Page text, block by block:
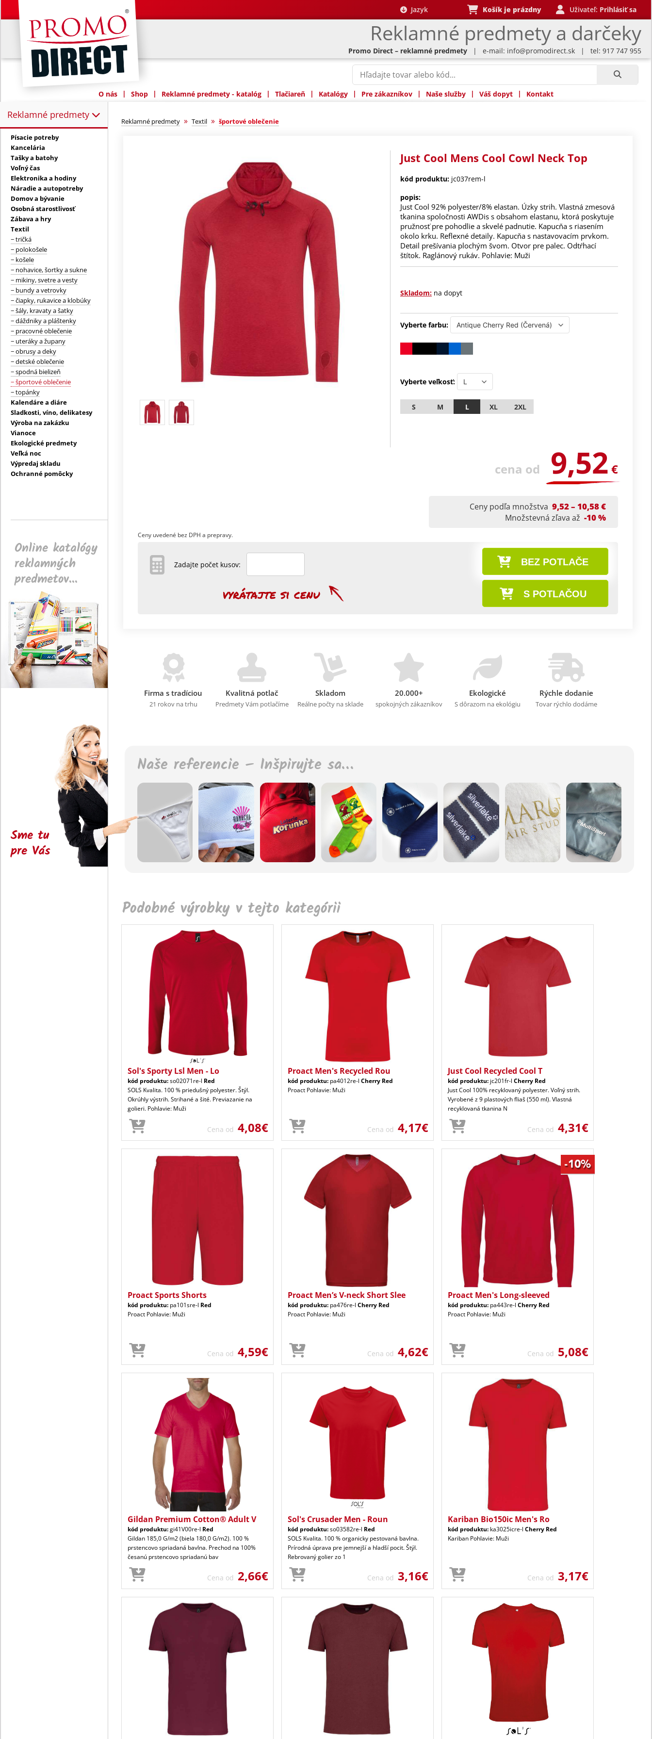
Reklamné predmety a darčeky
Jazyk Košík je prázdny Uživateľ: Prihlásiť sa
Promo Direct – reklamné predmety | e-mail: info@promodirect.sk | tel: 917 747 955
O nás | Shop | Reklamné predmety - katalóg | Tlačiareň | Katalógy | Pre zákazníkov | Naše služby | Váš dopyt | Kontakt
Reklamné predmety
Reklamné predmety:
Písacie potreby
Kancelária
Tašky a batohy
Voľný čas
Elektronika a hodiny
Náradie a autopotreby
Domov a bývanie
Osobná starostlivosť
Zábava a hry
Textil
− tričká
− polokošele
− košele
− nohavice, šortky a sukne
− mikiny, svetre a vesty
− bundy a vetrovky
− čiapky, rukavice a klobúky
− šály, kravaty a šatky
− dáždniky a pláštenky
− pracovné oblečenie
− uteráky a župany
− obrusy a deky
− detské oblečenie
− spodná bielizeň
− športové oblečenie
− topánky
Kalendáre a diáre
Sladkosti, víno, delikatesy
Výroba na zakázku
Vianoce
Ekologické predmety
Veľká noc
Výpredaj skladu
Ochranné pomôcky
Online katalógy
reklamných
predmetov...
Sme tu
pre Vás
Reklamné predmety » Textil » športové oblečenie
Just Cool Mens Cool Cowl Neck Top
kód produktu: jc037rem-l
popis:
Just Cool 92% polyester/8% elastan. Úzky strih. Vlastná zmesová
tkanina spoločnosti AWDis s obsahom elastanu, ktorá poskytuje
pružnosť pre pohodlie a skvelé padnutie. Kapucňa s riasením
okolo krku. Reflexné detaily. Kapucňa s nastavovacím prvkom.
Detail prešívania plochým švom. Otvor pre palec. Odtŕhací
štítok. Raglánový rukáv. Pohlavie: Muži
Skladom: na dopyt
Vyberte farbu:
Vyberte veľkosť:
S M L XL 2XL
cena od 9,52 €
Ceny podľa množstva 9,52 – 10,58 €
Množstevná zľava až -10 %
Ceny uvedené bez DPH a prepravy.
BEZ POTLAČE
S POTLAČOU
Zadajte počet kusov:
Firma s tradíciou
21 rokov na trhu
Kvalitná potlač
Predmety Vám potlačíme
Skladom
Reálne počty na sklade
20.000+
spokojných zákazníkov
Ekologické
S dôrazom na ekológiu
Rýchle dodanie
Tovar rýchlo dodáme
Naše referencie – Inšpirujte sa…
Podobné výrobky v tejto kategórii
Sol's Sporty Lsl Men - Lo
kód produktu:so02071re-l Red
SOLS Kvalita. 100 % priedušný polyester. Štýl.
Okrúhly výstrih. Strihané a šité. Previazanie na
golieri. Pohlavie: Muži
Cena od 4,08€
Proact Men's Recycled Rou
kód produktu: pa4012re-l Cherry Red
Proact Pohlavie: Muži
Cena od 4,17€
Just Cool Recycled Cool T
kód produktu: jc201fr-l Cherry Red
Just Cool 100% recyklovaný polyester. Voľný strih.
Vyrobené z 9 plastových fliaš (550 ml). Vlastná
recyklovaná tkanina N
Cena od 4,31€
Proact Sports Shorts
kód produktu: pa101sre-l Red
Proact Pohlavie: Muži
Cena od 4,59€
Proact Men’s V-neck Short Slee
kód produktu: pa476re-l Cherry Red
Proact Pohlavie: Muži
Cena od 4,62€
Proact Men's Long-sleeved
kód produktu: pa443re-l Cherry Red
Proact Pohlavie: Muži
Cena od 5,08€
Gildan Premium Cotton® Adult V
kód produktu:gi41V00re-l Red
Gildan 185,0 G/m2 (biela 180,0 G/m2). 100 %
prstencovo spriadaná bavlna. Prechod na 100%
česanú prstencovo spriadanú bav
Cena od 2,66€
Sol's Crusader Men - Roun
kód produktu:so03582re-l Red
SOLS Kvalita. 100 % organicky pestovaná bavlna.
Prírodná úprava pre jemnejší a hladší pocit. Štýl.
Rebrovaný golier zo 1
Cena od 3,16€
Kariban Bio150ic Men's Ro
kód produktu: ka3025icre-l Cherry Red
Kariban Pohlavie: Muži
Cena od 3,17€